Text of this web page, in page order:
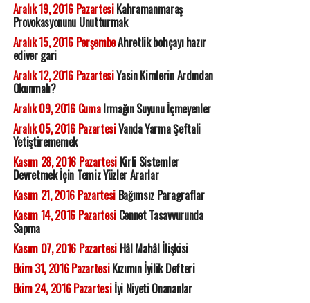
Aralık 19, 2016 PazartesiKahramanmaraş
Provokasyonunu Unutturmak
Aralık 15, 2016 PerşembeAhretlik bohçayı hazır
ediver gari
Aralık 12, 2016 PazartesiYasin Kimlerin Ardından
Okunmalı?
Aralık 09, 2016 CumaIrmağın Suyunu İçmeyenler
Aralık 05, 2016 PazartesiVanda Yarma Şeftali
Yetiştirememek
Kasım 28, 2016 PazartesiKirli Sistemler
Devretmek İçin Temiz Yüzler Ararlar
Kasım 21, 2016 PazartesiBağımsız Paragraflar
Kasım 14, 2016 PazartesiCennet Tasavvurunda
Sapma
Kasım 07, 2016 PazartesiHâl Mahâl İlişkisi
Ekim 31, 2016 PazartesiKızımın İyilik Defteri
Ekim 24, 2016 Pazartesiİyi Niyeti Onananlar